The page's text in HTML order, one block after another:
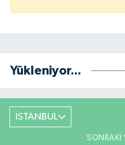
Yükleniyor...
İSTANBUL
SONRAKI